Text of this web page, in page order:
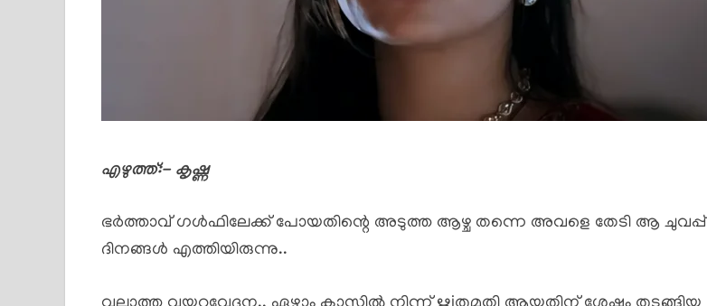
എഴുത്ത്:- കൃഷ്ണ
ഭർത്താവ് ഗൾഫിലേക്ക് പോയതിന്റെ അടുത്ത ആഴ്ച തന്നെ അവളെ തേടി ആ ചുവപ്പ്
ദിനങ്ങൾ എത്തിയിരുന്നു..